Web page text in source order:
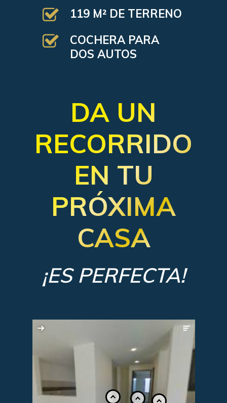
119 M² DE TERRENO
COCHERA PARA
DOS AUTOS
DA UN
RECORRIDO
EN TU
PRÓXIMA
CASA
¡ES PERFECTA!